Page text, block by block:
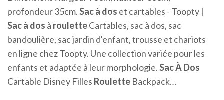
profondeur 35cm.Sacà dos et cartables - Toopty |
Sacà dos à rouletteCartables, sac à dos, sac
bandoulière, sac jardin d'enfant, trousse et chariots
en ligne chez Toopty. Une collection variée pour les
enfants et adaptée à leur morphologie.SacÀDos
Cartable Disney Filles Roulette Backpack…